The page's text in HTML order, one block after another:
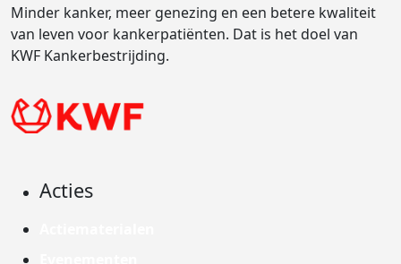
Minder kanker, meer genezing en een betere kwaliteit
van leven voor kankerpatiënten. Dat is het doel van
KWF Kankerbestrijding.
Acties